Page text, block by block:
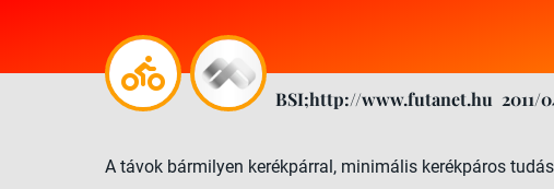
BSI;http://www.futanet.hu 2011/
A távok bármilyen kerékpárral, minimális kerékpáros